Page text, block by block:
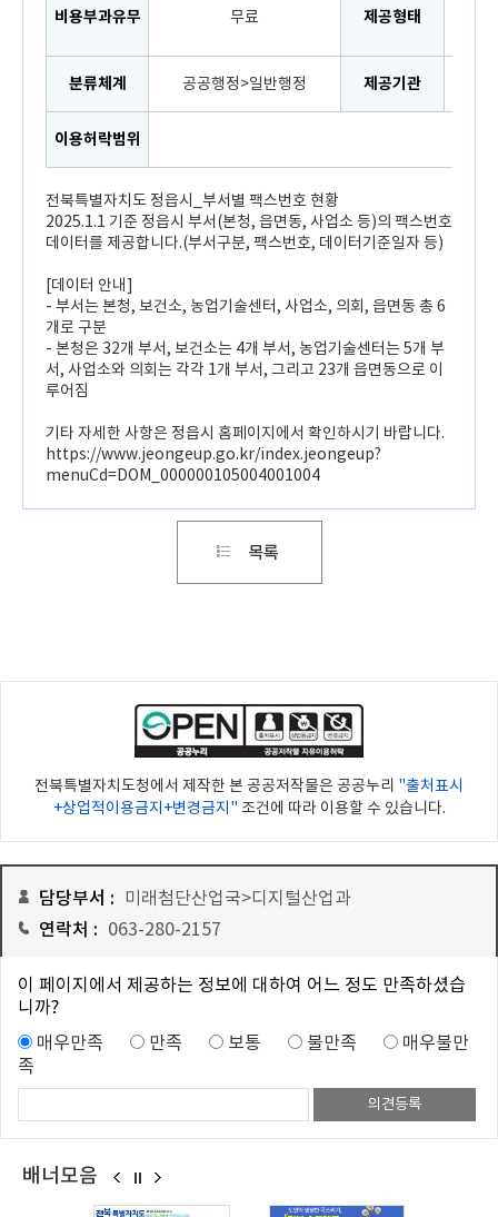
비용부과유무 무료 제공형태
분류체계 공공행정>일반행정 제공기관
이용허락범위
전북특별자치도 정읍시_부서별 팩스번호 현황
2025.1.1 기준 정읍시 부서(본청, 읍면동, 사업소 등)의 팩스번호
데이터를 제공합니다.(부서구분, 팩스번호, 데이터기준일자 등)
[데이터 안내]
- 부서는 본청, 보건소, 농업기술센터, 사업소, 의회, 읍면동 총 6
개로 구분
- 본청은 32개 부서, 보건소는 4개 부서, 농업기술센터는 5개 부
서, 사업소와 의회는 각각 1개 부서, 그리고 23개 읍면동으로 이
루어짐
기타 자세한 사항은 정읍시 홈페이지에서 확인하시기 바랍니다.
https://www.jeongeup.go.kr/index.jeongeup?
menuCd=DOM_000000105004001004
전북특별자치도청에서 제작한 본 공공저작물은 공공누리 "출처표시
+상업적이용금지+변경금지" 조건에 따라 이용할 수 있습니다.
담당부서 : 미래첨단산업국>디지털산업과
연락처 : 063-280-2157
이 페이지에서 제공하는 정보에 대하여 어느 정도 만족하셨습
니까?
매우만족
만족 보통 불만족
매우불만
족
배너모음